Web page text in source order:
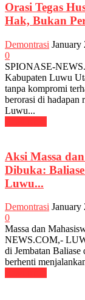
Orasi Tegas
Hak, Bukan
Demontrasi January
0
SPIONASE-
Kabupaten Luwu
tanpa kompromi
berorasi di hadapan
Luwu...
Aksi Massa
Dibuka:
Luwu...
Demontrasi January
0
Massa dan
NEWS.COM,-
di Jembatan
berhenti